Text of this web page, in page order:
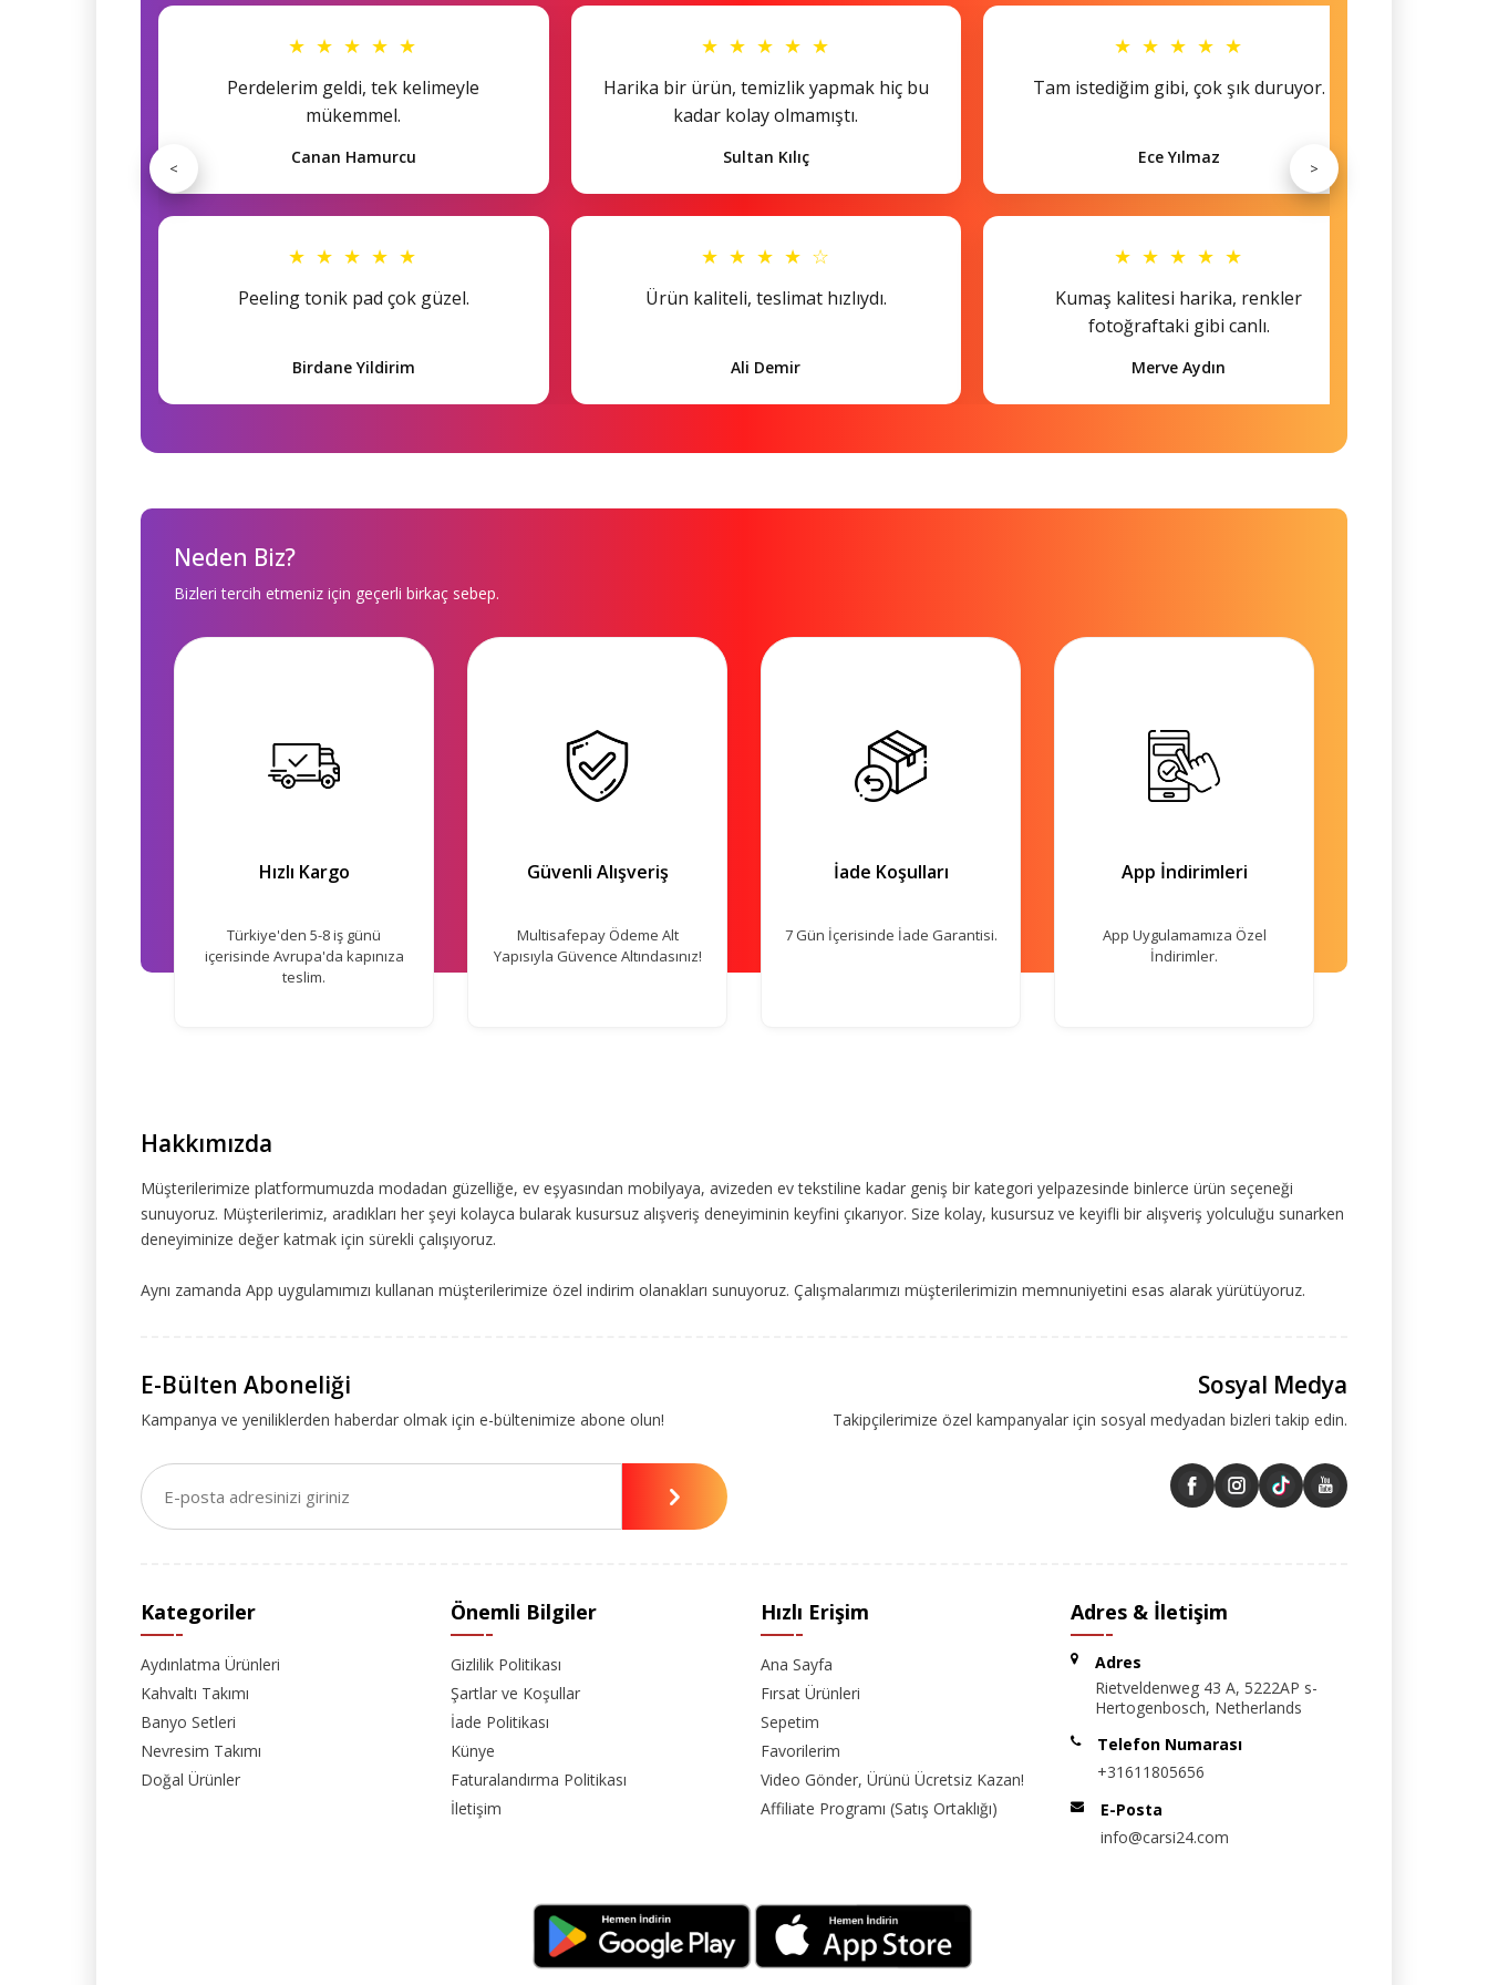
★ ★ ★ ★ ★
Perdelerim geldi, tek kelimeyle
mükemmel.
Canan Hamurcu
★ ★ ★ ★ ★
Peeling tonik pad çok güzel.
Birdane Yildirim
★ ★ ★ ★ ★
Harika bir ürün, temizlik yapmak hiç bu
kadar kolay olmamıştı.
Sultan Kılıç
★ ★ ★ ★ ☆
Ürün kaliteli, teslimat hızlıydı.
Ali Demir
★ ★ ★ ★ ★
Tam istediğim gibi, çok şık duruyor.
Ece Yılmaz
★ ★ ★ ★ ★
Kumaş kalitesi harika, renkler
fotoğraftaki gibi canlı.
Merve Aydın
< >
Neden Biz?
Bizleri tercih etmeniz için geçerli birkaç sebep.
Hızlı Kargo
Türkiye'den 5-8 iş günü
içerisinde Avrupa'da kapınıza
teslim.
Güvenli Alışveriş
Multisafepay Ödeme Alt
Yapısıyla Güvence Altındasınız!
İade Koşulları
7 Gün İçerisinde İade Garantisi.
App İndirimleri
App Uygulamamıza Özel
İndirimler.
Hakkımızda
Müşterilerimize platformumuzda modadan güzelliğe, ev eşyasından mobilyaya, avizeden ev tekstiline kadar geniş bir kategori yelpazesinde binlerce ürün seçeneği
sunuyoruz. Müşterilerimiz, aradıkları her şeyi kolayca bularak kusursuz alışveriş deneyiminin keyfini çıkarıyor. Size kolay, kusursuz ve keyifli bir alışveriş yolculuğu sunarken
deneyiminize değer katmak için sürekli çalışıyoruz.
Aynı zamanda App uygulamımızı kullanan müşterilerimize özel indirim olanakları sunuyoruz. Çalışmalarımızı müşterilerimizin memnuniyetini esas alarak yürütüyoruz.
E-Bülten Aboneliği
Kampanya ve yeniliklerden haberdar olmak için e-bültenimize abone olun!
Sosyal Medya
Takipçilerimize özel kampanyalar için sosyal medyadan bizleri takip edin.
Kategoriler
Aydınlatma Ürünleri
Kahvaltı Takımı
Banyo Setleri
Nevresim Takımı
Doğal Ürünler
Önemli Bilgiler
Gizlilik Politikası
Şartlar ve Koşullar
İade Politikası
Künye
Faturalandırma Politikası
İletişim
Hızlı Erişim
Ana Sayfa
Fırsat Ürünleri
Sepetim
Favorilerim
Video Gönder, Ürünü Ücretsiz Kazan!
Affiliate Programı (Satış Ortaklığı)
Adres & İletişim
Adres
Rietveldenweg 43 A, 5222AP s-
Hertogenbosch, Netherlands
Telefon Numarası
+31611805656
E-Posta
info@carsi24.com